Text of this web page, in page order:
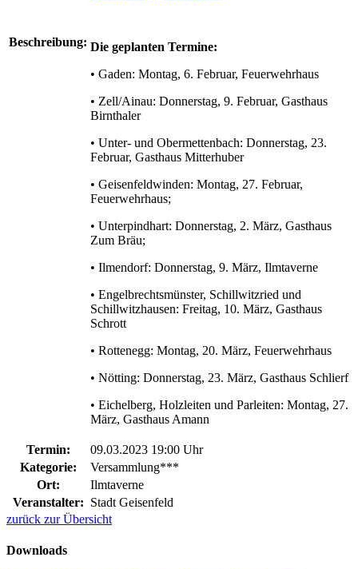
Beschreibung: Die geplanten Termine:
• Gaden: Montag, 6. Februar, Feuerwehrhaus
• Zell/Ainau: Donnerstag, 9. Februar, Gasthaus
Birnthaler
• Unter- und Obermettenbach: Donnerstag, 23.
Februar, Gasthaus Mitterhuber
• Geisenfeldwinden: Montag, 27. Februar,
Feuerwehrhaus;
• Unterpindhart: Donnerstag, 2. März, Gasthaus
Zum Bräu;
• Ilmendorf: Donnerstag, 9. März, Ilmtaverne
• Engelbrechtsmünster, Schillwitzried und
Schillwitzhausen: Freitag, 10. März, Gasthaus
Schrott
• Rottenegg: Montag, 20. März, Feuerwehrhaus
• Nötting: Donnerstag, 23. März, Gasthaus Schlierf
• Eichelberg, Holzleiten und Parleiten: Montag, 27.
März, Gasthaus Amann
Termin:
09.03.2023 19:00 Uhr
Kategorie:
Versammlung***
Ort:
Ilmtaverne
Veranstalter: Stadt Geisenfeld
zurück zur Übersicht
Downloads